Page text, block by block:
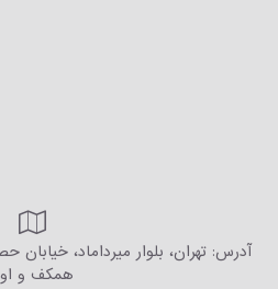
آدرس: تهران، بلوار میرداماد، خیابان
همکف و